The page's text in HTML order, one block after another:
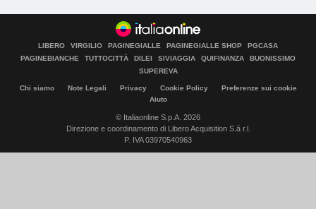
LIBERO VIRGILIO PAGINEGIALLE PAGINEGIALLE SHOP
PGCASA
PAGINEBIANCHE
TUTTOCITTÀ DILEI SIVIAGGIA QUIFINANZA
BUONISSIMO
SUPEREVA
Chi siamo Note Legali Privacy Cookie Policy
Preferenze sui cookie
Aiuto
© Italiaonline S.p.A. 2026
Direzione e coordinamento di Libero Acquisition S.á r.l.
P. IVA 03970540963